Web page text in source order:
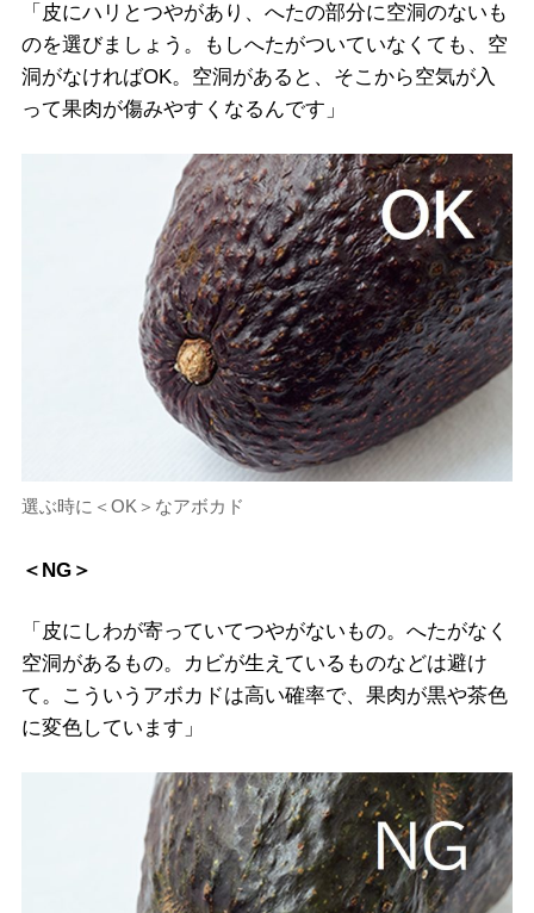
「皮にハリとつやがあり、へたの部分に空洞のないも
のを選びましょう。もしへたがついていなくても、空
洞がなければOK。空洞があると、そこから空気が入
って果肉が傷みやすくなるんです」
選ぶ時に＜OK＞なアボカド
＜NG＞
「皮にしわが寄っていてつやがないもの。へたがなく
空洞があるもの。カビが生えているものなどは避け
て。こういうアボカドは高い確率で、果肉が黒や茶色
に変色しています」